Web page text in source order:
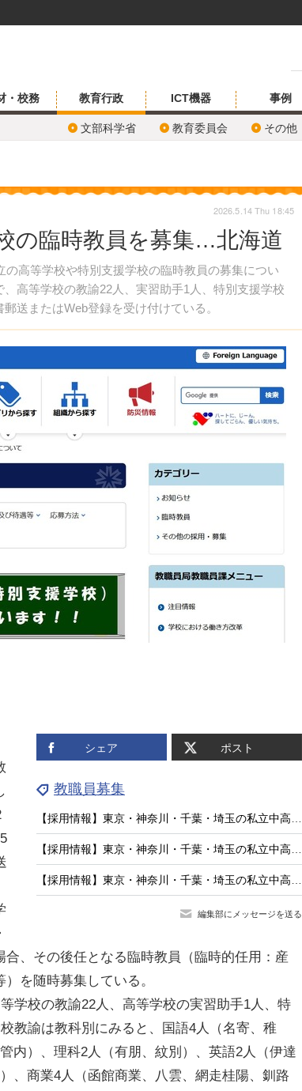
・校務 教育行政
文部科学省 教育委員会 その他
ICT機器 事例
の臨時教員を募集…北海道
高等学校や特別支援学校の臨時教員の募集につい
高等学校の教諭22人、実習助手1人、特別支援学校
送またはWeb登録を受け付けている。
2026.5.14 Thu 18:45
シェア ポスト
教職員募集
【採用情報】東京・神奈川・千葉・埼玉の私立中高「社会」渋渋、開智など（7/29午後現在）
【採用情報】東京・神奈川・千葉・埼玉の私立中高「理科」法政中高、関東学院など（7/29午後現在）
【採用情報】東京・神奈川・千葉・埼玉の私立中高「国語」開智所沢、法政国際など（7/27午前現在）
編集部にメッセージを送る
、その後任となる臨時教員（臨時的任用：産
を随時募集している。
学校の教諭22人、高等学校の実習助手1人、特
教諭は教科別にみると、国語4人（名寄、稚
内）、理科2人（有朋、紋別）、英語2人（伊達
、商業4人（函館商業、八雲、網走桂陽、釧路